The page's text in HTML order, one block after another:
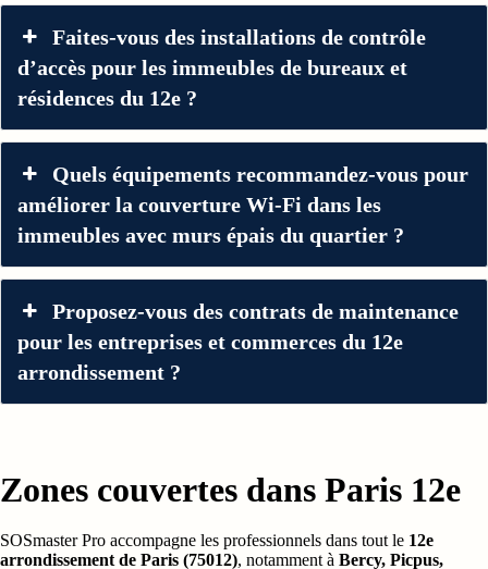
Faites-vous des installations de contrôle
d’accès pour les immeubles de bureaux et
résidences du 12e ?
Quels équipements recommandez-vous pour
améliorer la couverture Wi-Fi dans les
immeubles avec murs épais du quartier ?
Proposez-vous des contrats de maintenance
pour les entreprises et commerces du 12e
arrondissement ?
Zones couvertes dans Paris 12e
SOSmaster Pro accompagne les professionnels dans tout le 12e
arrondissement de Paris (75012), notamment à Bercy, Picpus,